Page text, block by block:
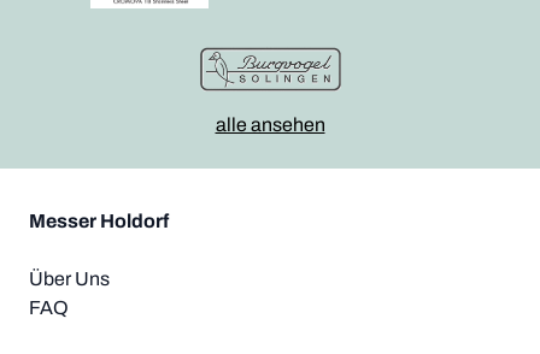
alle ansehen
Messer Holdorf
Über Uns
FAQ